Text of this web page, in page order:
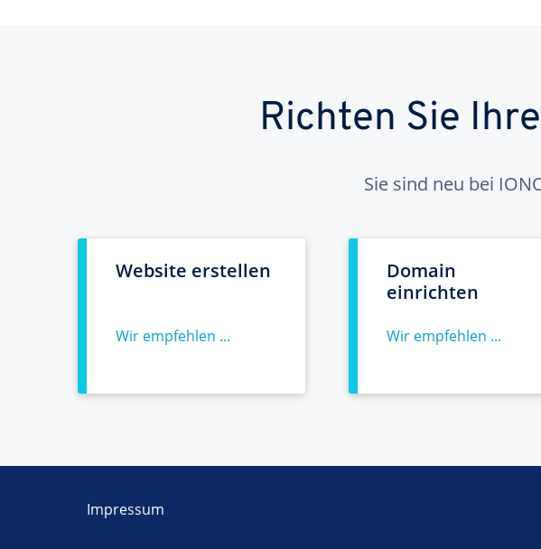
Richten Sie
Sie sind neu bei
Website erstellen
Wir empfehlen ...
Domain
einrichten
Wir empfehlen ...
Impressum